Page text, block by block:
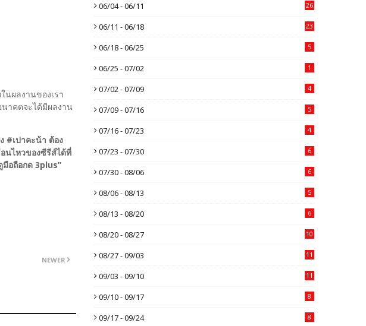
นผลงานของเรา
าคตจะได้มีผลงาน
#เปาคะน้า ต้อง
นไหวของซีรีส์ได้ที่
อถือกด 3plus”
NEWER
06/04 - 06/11 26
06/11 - 06/18 23
06/18 - 06/25 5
06/25 - 07/02 1
07/02 - 07/09 4
07/09 - 07/16 5
07/16 - 07/23 4
07/23 - 07/30 6
07/30 - 08/06 6
08/06 - 08/13 5
08/13 - 08/20 6
08/20 - 08/27 10
08/27 - 09/03 11
09/03 - 09/10 11
09/10 - 09/17 8
09/17 - 09/24 8